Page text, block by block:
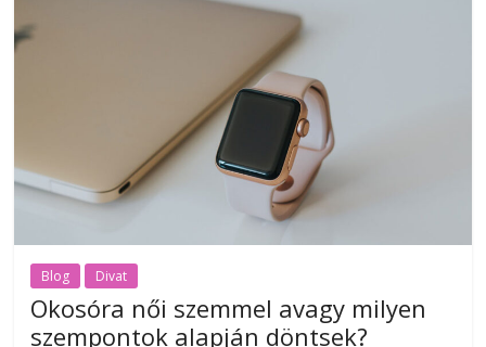
Blog Divat
Okosóra női szemmel avagy milyen
szempontok alapján döntsek?